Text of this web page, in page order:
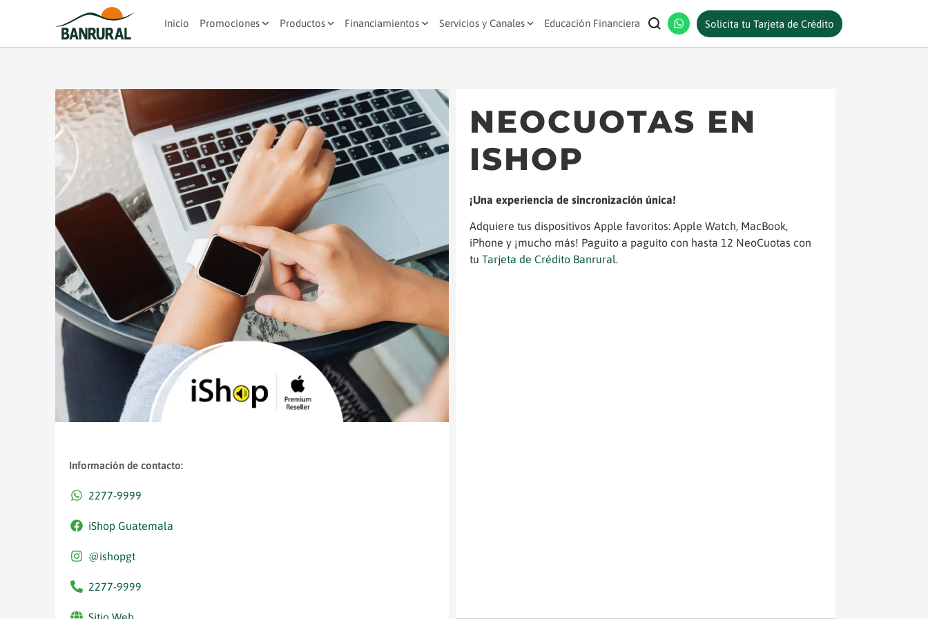
Inicio Promociones Productos Financiamientos Servicios y Canales Educación Financiera Solicita tu Tarjeta de Crédito
Información de contacto:
2277-9999
iShop Guatemala
@ishopgt
2277-9999
NEOCUOTAS EN
ISHOP
¡Una experiencia de sincronización única!
Adquiere tus dispositivos Apple favoritos: Apple Watch, MacBook,
iPhone y ¡mucho más! Paguito a paguito con hasta 12 NeoCuotas con
tu Tarjeta de Crédito Banrural.